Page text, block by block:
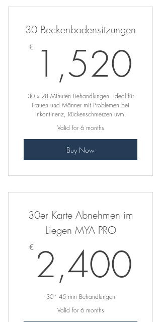
30 Beckenbodensitzungen
€ 1,520
30 x 28 Minuten Behandlungen. Ideal für
Frauen und Männer mit Problemen bei
Inkontinenz, Rückenschmerzen uvm.
Valid for 6 months
Buy Now
30er Karte Abnehmen im
Liegen MYA PRO
€ 2,400
30* 45 min Behandlungen
Valid for 6 months